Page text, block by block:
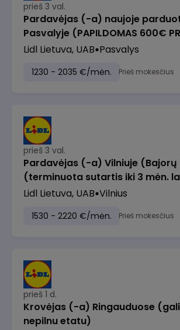
prieš 3 val.
Pardavėjas (-a) naujoje
Pasvalyje (PAPILDOMAS 600€
Lidl Lietuva, UAB Pasvalys
1230 - 2035 €/mėn. Prieš mokesčius
prieš 3 val.
Pardavėjas (-a) Vilniuje (Bajorų
(terminuota sutartis iki 3 mėn.
Lidl Lietuva, UAB Vilnius
1530 - 2220 €/mėn. Prieš mokesčius
prieš 1 d.
Krovėjas (-a) Ringauduose
nepilnu etatu)